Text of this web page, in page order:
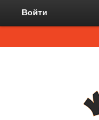
Войти